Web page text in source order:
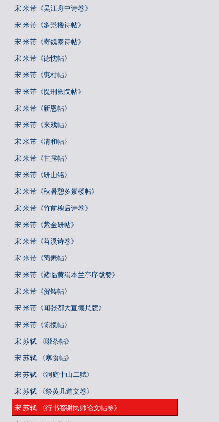
宋 米芾《吴江舟中诗卷》
宋 米芾《多景楼诗帖》
宋 米芾《寄魏泰诗帖》
宋 米芾《德忱帖》
宋 米芾《惠柑帖》
宋 米芾《提刑殿院帖》
宋 米芾《新恩帖》
宋 米芾《来戏帖》
宋 米芾《清和帖》
宋 米芾《甘露帖》
宋 米芾《研山铭》
宋 米芾《秋暑憩多景楼帖》
宋 米芾《竹前槐后诗卷》
宋 米芾《紫金研帖》
宋 米芾《苕溪诗卷》
宋 米芾《蜀素帖》
宋 米芾《褚临黄绢本兰亭序跋赞》
宋 米芾《贺铸帖》
宋 米芾《闻张都大宣德尺牍》
宋 米芾《陈揽帖》
宋 苏轼 《啜茶帖》
宋 苏轼 《寒食帖》
宋 苏轼 《洞庭中山二赋》
宋 苏轼 《祭黄几道文卷》
宋 苏轼 《行书答谢民师论文帖卷》